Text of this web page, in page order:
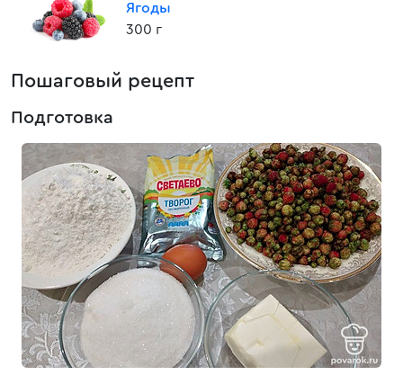
Ягоды
300 г
Пошаговый рецепт
Подготовка